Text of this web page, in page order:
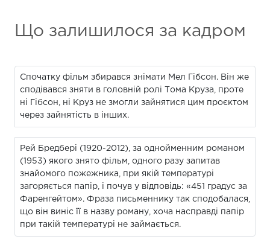
Що залишилося за кадром
Спочатку фільм збирався знімати Мел Гібсон. Він же
сподівався зняти в головній ролі Тома Круза, проте
ні Гібсон, ні Круз не змогли зайнятися цим проєктом
через зайнятість в інших.
Рей Бредбері (1920-2012), за однойменним романом
(1953) якого знято фільм, одного разу запитав
знайомого пожежника, при якій температурі
загоряється папір, і почув у відповідь: «451 градус за
Фаренгейтом». Фраза письменнику так сподобалася,
що він виніс її в назву роману, хоча насправді папір
при такій температурі не займається.